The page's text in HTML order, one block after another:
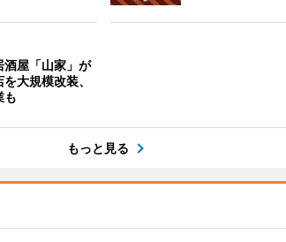
酒屋「山家」が
大規模改装、
も
もっと見る